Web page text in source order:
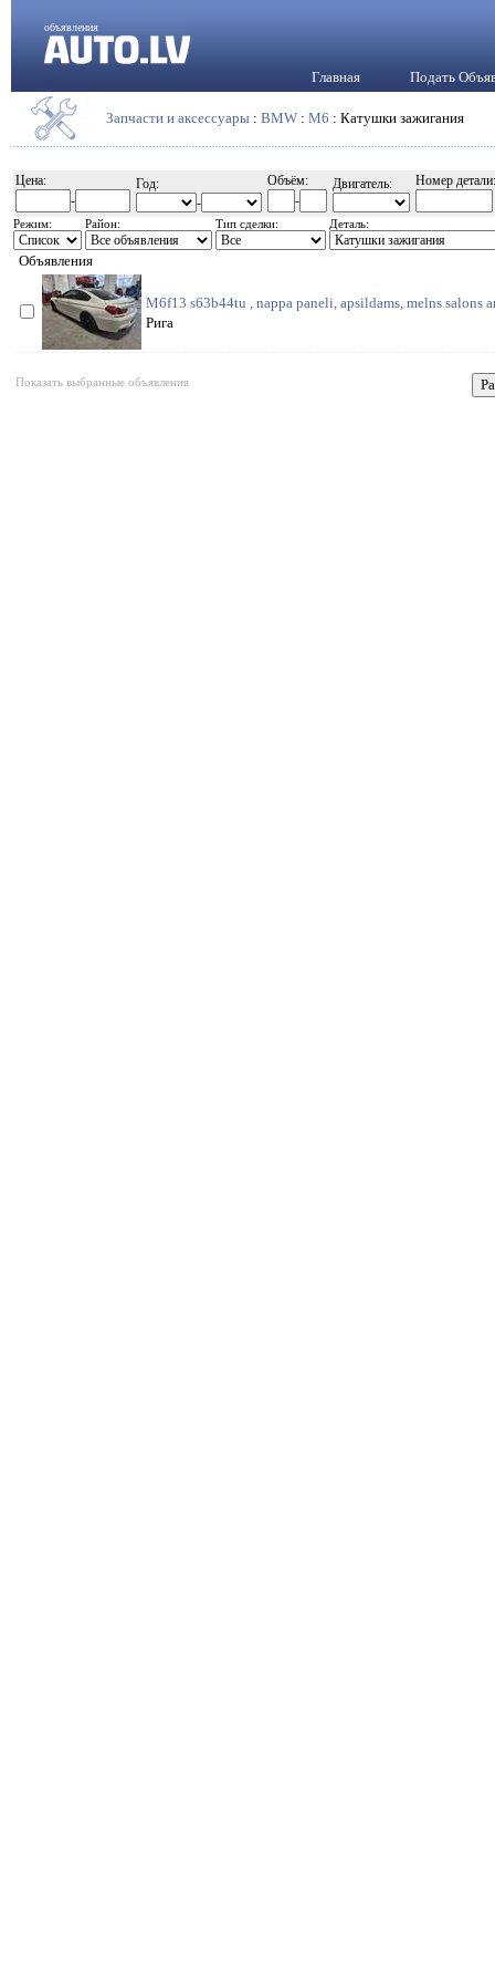
объявления
Главная Подать
Запчасти и аксессуары : BMW : M6 : Катушки зажигания
Цена:
-
Год:
-
Объём:
-
Двигатель: Номер детали:
Режим: Район: Тип сделки: Деталь:
Объявления
M6f13 s63b44tu , nappa paneli, apsildams, melns salons
Рига
Показать выбранные объявления